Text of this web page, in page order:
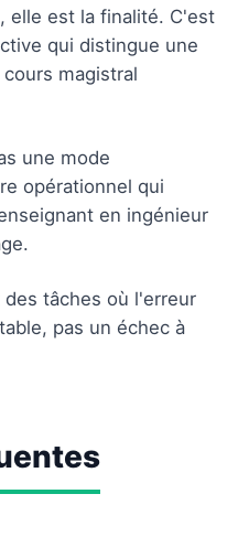
elle est la finalité. C'est
qui distingue une
magistral
une mode
opérationnel qui
en ingénieur
tâches où l'erreur
pas un échec à